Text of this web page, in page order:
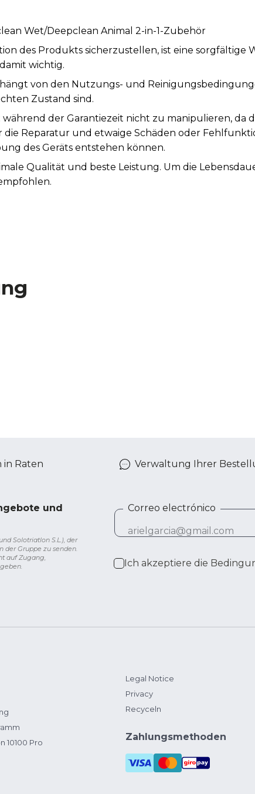
Wet/Deepclean Animal 2-in-1-Zubehör
des Produkts sicherzustellen, ist eine sorgfältige
wichtig.
von den Nutzungs- und
Zustand sind.
der Garantiezeit nicht zu manipulieren, da
Reparatur und etwaige Schäden oder
des Geräts entstehen können.
Qualität und beste Leistung. Um die
in Raten Verwaltung Ihrer
und
Solotriatlon S.L.), der
Gruppe zu senden.
auf Zugang,
Correo electrónico
Ich akzeptiere die
10100 Pro
Legal Notice
Privacy
Recyceln
Zahlungsmethoden